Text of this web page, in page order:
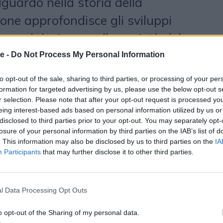
- Do Not Process My Personal Information
opt-out of the sale, sharing to third parties, or processing of your
for targeted advertising by us, please use the below opt-out
selection. Please note that after your opt-out request is processed
interest-based ads based on personal information utilized by us
to third parties prior to your opt-out. You may separately
of your personal information by third parties on the IAB’s list of
This information may also be disclosed by us to third parties on the
Participants that may further disclose it to other third parties.
Data Processing Opt Outs
opt-out of the Sharing of my personal data.
approfondisce gli sviluppi
nel design e nella società del
degli anni ‘20 alla fine degli
la straordinaria innovazione
da questo strumento di
Il visitatore ha la possibilità
denso di storia, scandito
e moduli interattivi per
dinamica e coinvolgente. Il
è stato aperto dal
degli Studi di Milano-Bicocca
, con molti ospiti tra cui